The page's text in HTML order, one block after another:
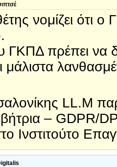
νομίζει ότι ο
πρέπει να
μάλιστα
LL.M
– GDPR/
Ινστιτούτο